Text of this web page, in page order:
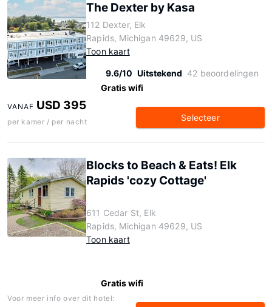
The Dexter by Kasa
112 Dexter, Elk
Rapids, Michigan 49629, US
Toon kaart
9.6/10 Uitstekend 42 beoordelingen
Gratis wifi
VANAF USD 395
per kamer / per nacht Selecteer
Blocks to Beach & Eats! Elk
Rapids 'cozy Cottage'
611 Cedar St, Elk
Rapids, Michigan 49629, US
Toon kaart
Gratis wifi
Voor meer info over dit hotel: